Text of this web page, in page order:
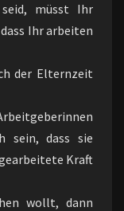
müsst Ihr
Ihr arbeiten
der Elternzeit
sein, dass sie
Kraft
wollt, dann